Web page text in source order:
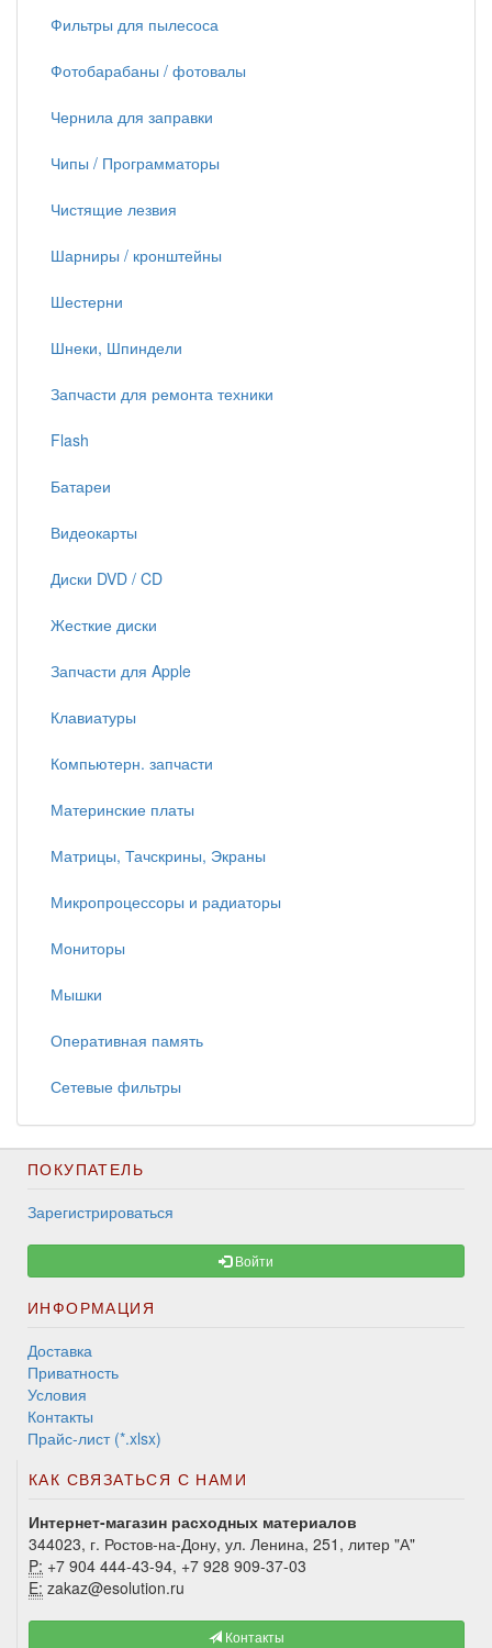
Фильтры для пылесоса
Фотобарабаны / фотовалы
Чернила для заправки
Чипы / Программаторы
Чистящие лезвия
Шарниры / кронштейны
Шестерни
Шнеки, Шпиндели
Запчасти для ремонта техники
Flash
Батареи
Видеокарты
Диски DVD / CD
Жесткие диски
Запчасти для Apple
Клавиатуры
Компьютерн. запчасти
Материнские платы
Матрицы, Тачскрины, Экраны
Микропроцессоры и радиаторы
Мониторы
Мышки
Оперативная память
Сетевые фильтры
ПОКУПАТЕЛЬ
Зарегистрироваться
Войти
ИНФОРМАЦИЯ
Доставка
Приватность
Условия
Контакты
Прайс-лист (*.xlsx)
КАК СВЯЗАТЬСЯ С НАМИ
Интернет-магазин расходных материалов
344023, г. Ростов-на-Дону, ул. Ленина, 251, литер "А"
P: +7 904 444-43-94, +7 928 909-37-03
E: zakaz@esolution.ru
Контакты